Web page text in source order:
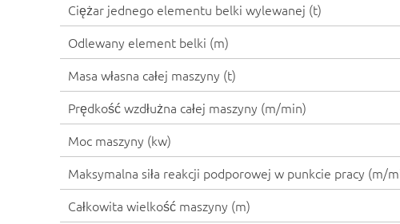
Ciężar jednego elementu belki wylewanej (t)
Odlewany element belki (m)
Masa własna całej maszyny (t)
Prędkość wzdłużna całej maszyny (m/min)
Moc maszyny (kw)
Maksymalna siła reakcji podporowej w punkcie pracy (m/
Całkowita wielkość maszyny (m)